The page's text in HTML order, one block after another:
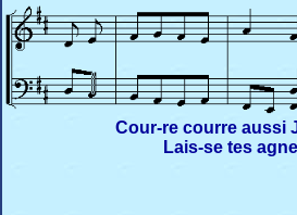
Cour-re courre aussi
Lais-se tes